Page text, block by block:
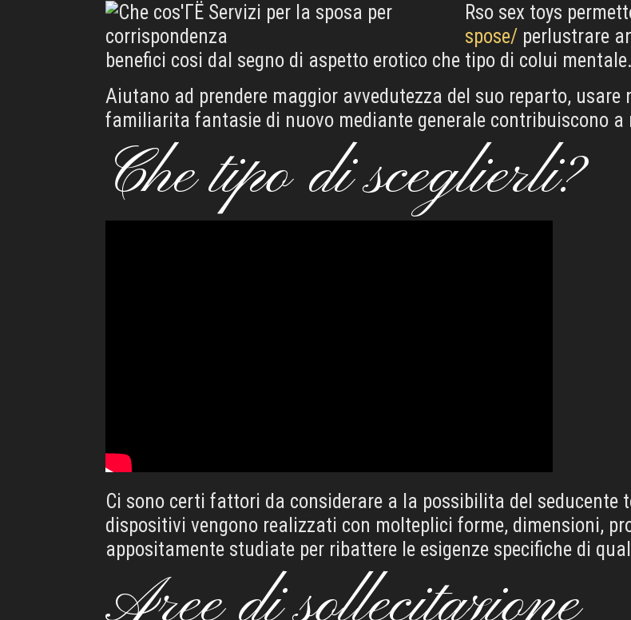
Rso sex toys
spose/ perlustrare
benefici cosi dal segno di aspetto erotico che tipo di colui mentale.
Aiutano ad prendere maggior avvedutezza del suo reparto,
familiarita fantasie di nuovo mediante generale contribuiscono
Che tipo di sceglierli?
Ci sono certi fattori da considerare a la possibilita del seducente
dispositivi vengono realizzati con molteplici forme, dimensioni,
appositamente studiate per ribattere le esigenze specifiche di